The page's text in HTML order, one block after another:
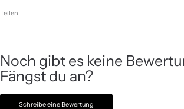
Teilen
Noch gibt es keine
Fängst du an?
Schreibe eine Bewertung